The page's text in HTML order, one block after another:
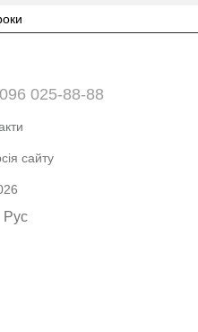
096 025-88-88
сайту
Рус